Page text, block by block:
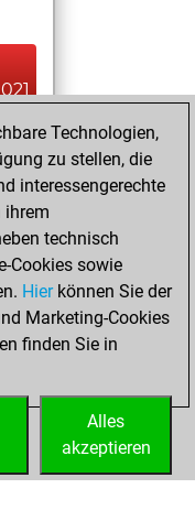
a
3,
Technologien,
zu stellen, die
interessengerechte
ihrem
technisch
Cookies sowie
Hierkönnen Sie der
Marketing-Cookies
finden Sie in
Alles
akzeptieren